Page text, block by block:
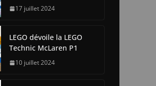
17 juillet 2024
LEGO dévoile la LEGO
Technic McLaren P1
10 juillet 2024